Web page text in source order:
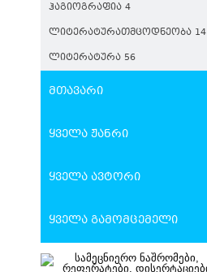
ᲰᲐᲒᲘᲝᲒᲠᲐᲤᲘᲐ 4
ᲚᲘᲢᲔᲠᲐᲢᲣᲠᲐᲗᲛᲪᲝᲓᲜᲔᲝᲑᲐ 14
ᲚᲘᲢᲔᲠᲐᲢᲣᲠᲐ 56
მთავარი
ყველა ჟანრი
ყველა ავტორი
ყველა გამომცემელი